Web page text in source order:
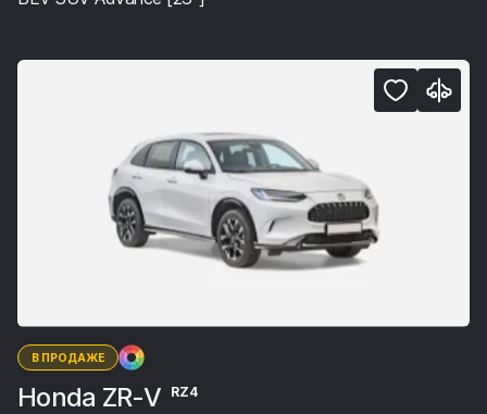
В ПРОДАЖЕ
Honda ZR-V RZ4